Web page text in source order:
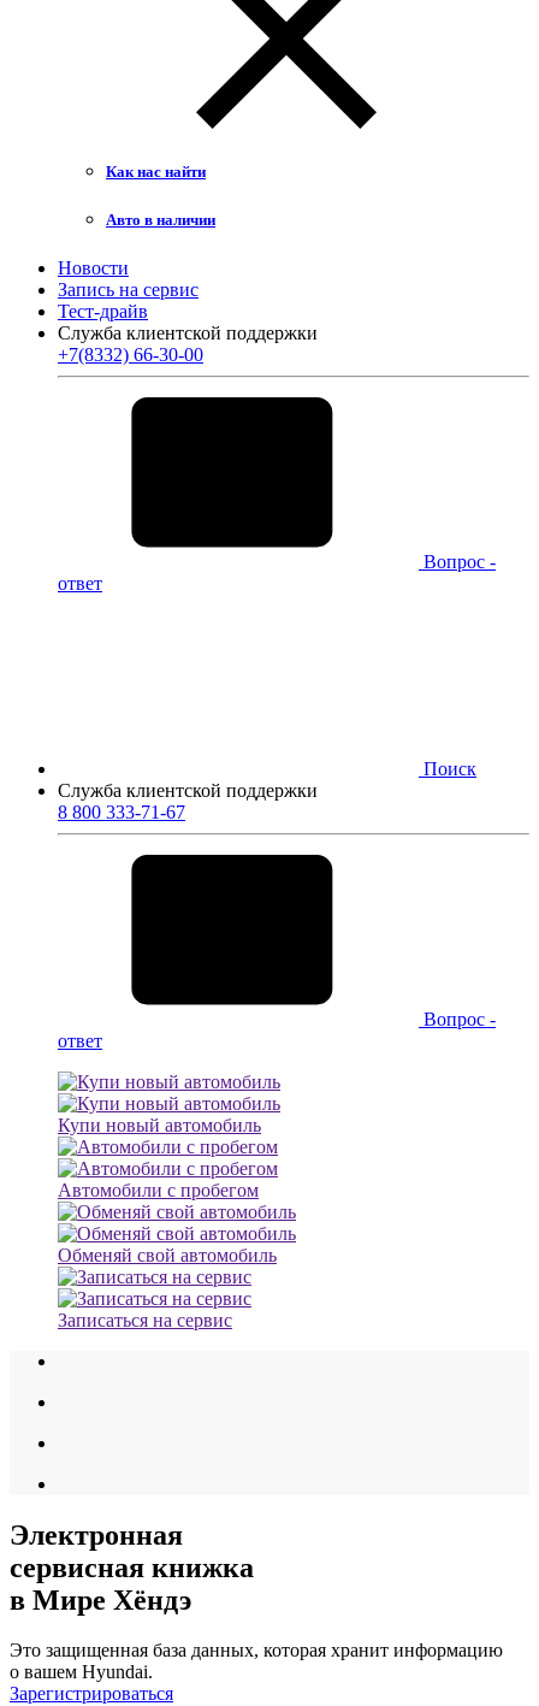
Как нас найти
Авто в наличии
Новости
Запись на сервис
Тест-драйв
Служба клиентской поддержки
+7(8332) 66-30-00
Вопрос -
ответ
Поиск
Служба клиентской поддержки
8 800 333-71-67
Вопрос -
ответ
Купи новый автомобиль
Автомобили с пробегом
Обменяй свой автомобиль
Записаться на сервис
Электронная
сервисная книжка
в Мире Хёндэ
Это защищенная база данных, которая хранит информацию
о вашем Hyundai.
Зарегистрироваться